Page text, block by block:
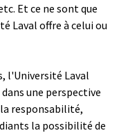
Et ce ne sont que
Laval offre à celui ou
l'Université Laval
une perspective
responsabilité,
la possibilité de